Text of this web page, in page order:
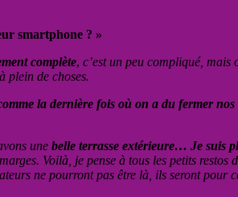
smartphone ? »
complète, c’est un peu compliqué,
plein de choses.
la dernière fois où on a du fermer
une belle terrasse extérieure… Je suis
Voilà, je pense à tous les petits restos
ne pourront pas être là, ils seront pour